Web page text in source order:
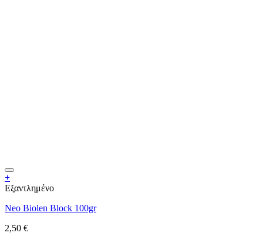
+
Εξαντλημένο
Neo Biolen Block 100gr
2,50 €